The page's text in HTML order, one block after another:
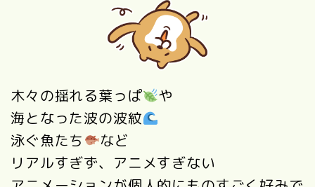
木々の揺れる葉っぱ
や
海となった波の波紋
泳ぐ魚たち
など
リアルすぎず、アニメすぎない